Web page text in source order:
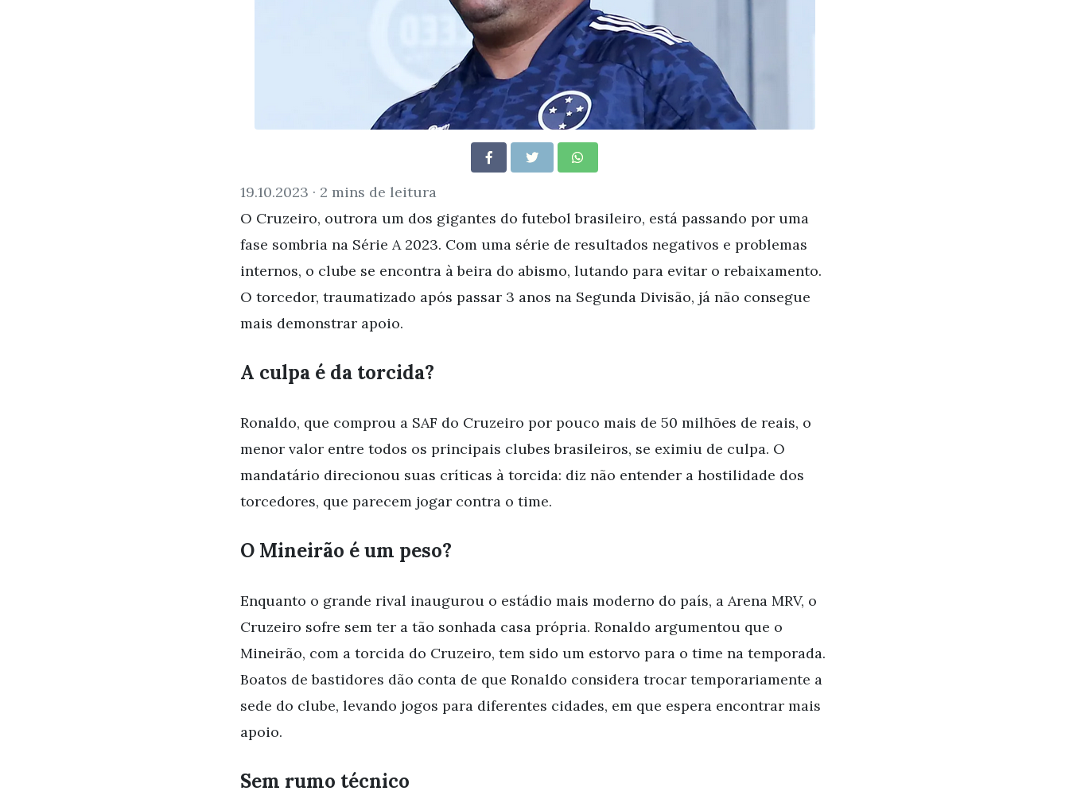
19.10.2023 · 2 mins de leitura
O Cruzeiro, outrora um dos gigantes do futebol brasileiro, está passando por uma
fase sombria na Série A 2023. Com uma série de resultados negativos e problemas
internos, o clube se encontra à beira do abismo, lutando para evitar o rebaixamento.
O torcedor, traumatizado após passar 3 anos na Segunda Divisão, já não consegue
mais demonstrar apoio.
A culpa é da torcida?
Ronaldo, que comprou a SAF do Cruzeiro por pouco mais de 50 milhões de reais, o
menor valor entre todos os principais clubes brasileiros, se eximiu de culpa. O
mandatário direcionou suas críticas à torcida: diz não entender a hostilidade dos
torcedores, que parecem jogar contra o time.
O Mineirão é um peso?
Enquanto o grande rival inaugurou o estádio mais moderno do país, a Arena MRV, o
Cruzeiro sofre sem ter a tão sonhada casa própria. Ronaldo argumentou que o
Mineirão, com a torcida do Cruzeiro, tem sido um estorvo para o time na temporada.
Boatos de bastidores dão conta de que Ronaldo considera trocar temporariamente a
sede do clube, levando jogos para diferentes cidades, em que espera encontrar mais
apoio.
Sem rumo técnico